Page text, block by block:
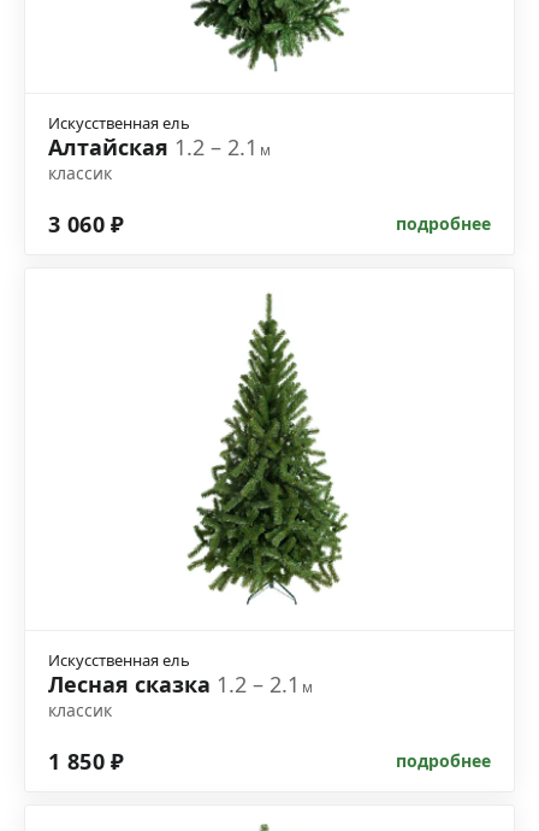
Искусственная ель
Алтайская 1.2 – 2.1м
классик
3 060 ₽ подробнее
Искусственная ель
Лесная сказка 1.2 – 2.1м
классик
1 850 ₽ подробнее